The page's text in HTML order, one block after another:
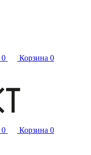
0 Корзина 0
0 Корзина 0